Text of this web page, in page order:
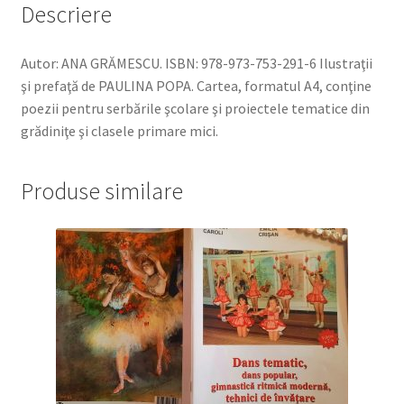
Descriere
Autor: ANA GRĂMESCU. ISBN: 978-973-753-291-6 Ilustraţii
şi prefaţă de PAULINA POPA. Cartea, formatul A4, conţine
poezii pentru serbările şcolare şi proiectele tematice din
grădiniţe şi clasele primare mici.
Produse similare